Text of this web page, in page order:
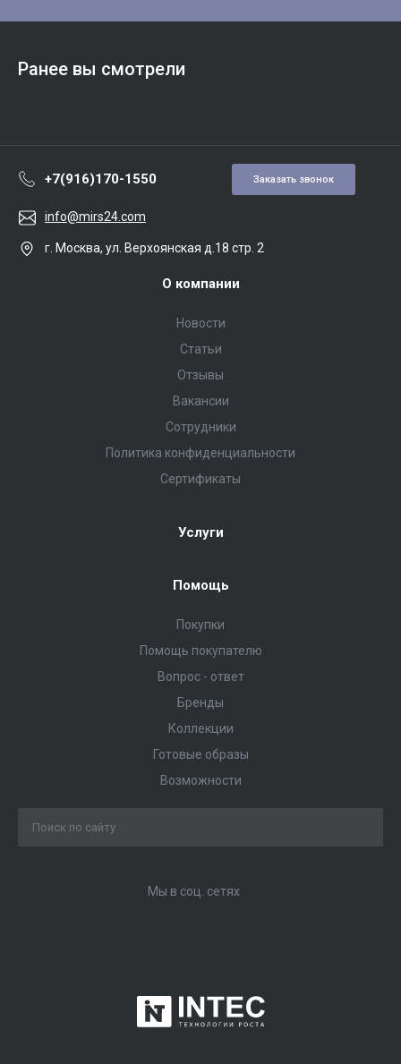
Ранее вы смотрели
+7(916)170-1550 Заказать звонок
info@mirs24.com
г. Москва, ул. Верхоянская д.18 стр. 2
О компании
Новости
Статьи
Отзывы
Вакансии
Сотрудники
Политика конфиденциальности
Сертификаты
Услуги
Помощь
Покупки
Помощь покупателю
Вопрос - ответ
Бренды
Коллекции
Готовые образы
Возможности
Мы в соц. сетях